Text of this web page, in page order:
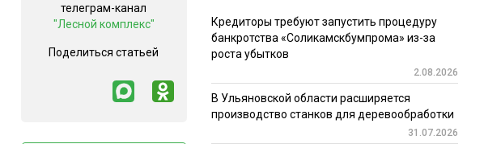
телеграм-канал
"Лесной комплекс"
Поделиться статьей
Кредиторы требуют запустить процедуру
банкротства «Соликамскбумпрома» из-за
роста убытков
2.08.2026
В Ульяновской области расширяется
производство станков для деревообработки
31.07.2026